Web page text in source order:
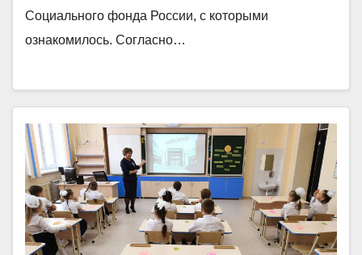
Социального фонда России, с которыми
ознакомилось. Согласно…